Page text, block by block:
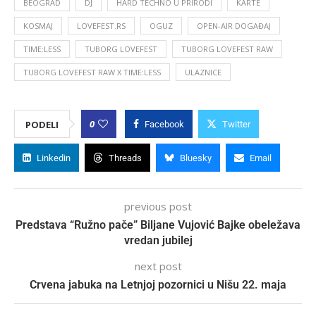
BEOGRAD DJ HARD TECHNO U PRIRODI KARTE
KOSMAJ LOVEFEST.RS OGUZ OPEN-AIR DOGAĐAJ
TIME:LESS TUBORG LOVEFEST TUBORG LOVEFEST RAW
TUBORG LOVEFEST RAW X TIME:LESS ULAZNICE
PODELI 0 Facebook Twitter
Linkedin Threads Bluesky Email
previous post
Predstava “Ružno pače” Biljane Vujović Bajke obeležava
vredan jubilej
next post
Crvena jabuka na Letnjoj pozornici u Nišu 22. maja